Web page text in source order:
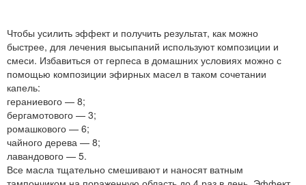
Чтобы усилить эффект и получить результат, как можно
быстрее, для лечения высыпаний используют композиции и
смеси. Избавиться от герпеса в домашних условиях можно с
помощью композиции эфирных масел в таком сочетании
капель:
гераниевого — 8;
бергамотового — 3;
ромашкового — 6;
чайного дерева — 8;
лавандового — 5.
Все масла тщательно смешивают и наносят ватным